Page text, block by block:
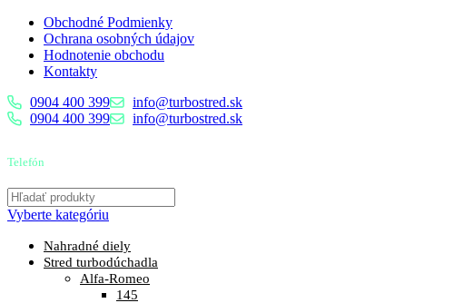
Obchodné Podmienky
Ochrana osobných údajov
Hodnotenie obchodu
Kontakty
0904 400 399
info@turbostred.sk
0904 400 399
info@turbostred.sk
Telefón
Vyberte kategóriu
Nahradné diely
Stred turbodúchadla
Alfa-Romeo
145